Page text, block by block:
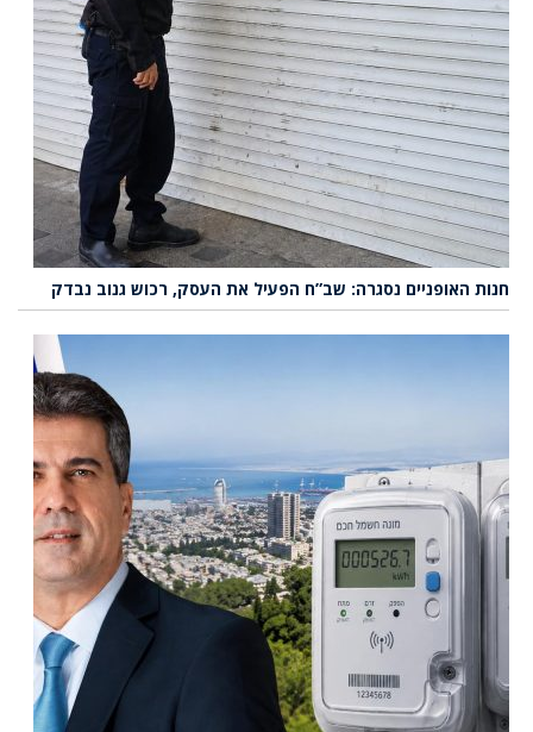
חנות האופניים נסגרה: שב”ח הפעיל את העסק, רכוש גנוב נבדק